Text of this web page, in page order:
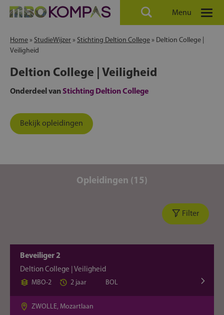
Menu
Home » StudieWijzer » Stichting Deltion College » Deltion College |
Veiligheid
Deltion College | Veiligheid
Onderdeel van Stichting Deltion College
Bekijk opleidingen
Opleidingen (15)
Filter
Beveiliger 2
Deltion College | Veiligheid
MBO-2
2 jaar BOL
ZWOLLE, Mozartlaan